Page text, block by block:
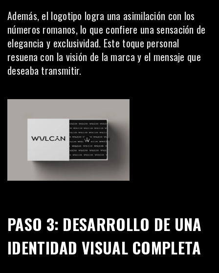
Además, el logotipo logra una asimilación con los
números romanos, lo que confiere una sensación de
elegancia y exclusividad. Este toque personal
resuena con la visión de la marca y el mensaje que
deseaba transmitir.
PASO 3: DESARROLLO DE UNA
IDENTIDAD VISUAL COMPLETA